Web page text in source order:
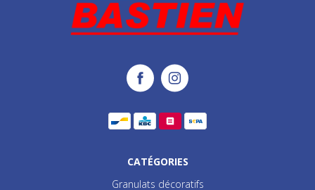
CATÉGORIES
Granulats décoratifs